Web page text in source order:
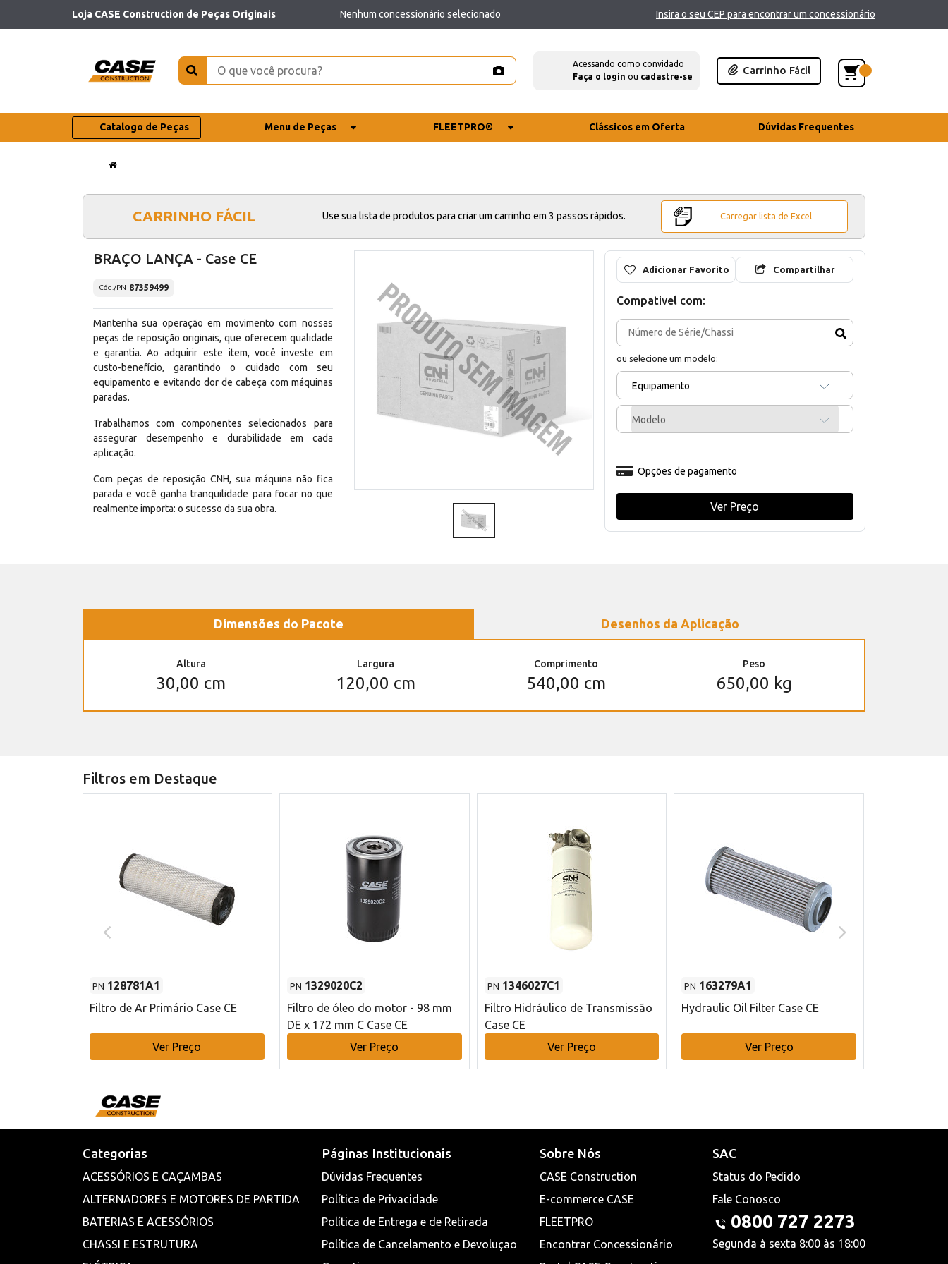
Loja CASE Construction de Peças Originais Nenhum concessionário selecionado Insira o seu CEP para encontrar um concessionário
Acessando como convidado
Faça o login ou cadastre-se
Carrinho Fácil
Catalogo de Peças Menu de Peças FLEETPRO® Clássicos em Oferta Dúvidas Frequentes
CARRINHO FÁCIL Use sua lista de produtos para criar um carrinho em 3 passos rápidos. Carregar lista de Excel
BRAÇO LANÇA - Case CE
Cód./PN 87359499
Mantenha sua operação em movimento com nossas
peças de reposição originais, que oferecem qualidade
e garantia. Ao adquirir este item, você investe em
custo-benefício, garantindo o cuidado com seu
equipamento e evitando dor de cabeça com máquinas
paradas.
Trabalhamos com componentes selecionados para
assegurar desempenho e durabilidade em cada
aplicação.
Com peças de reposição CNH, sua máquina não fica
parada e você ganha tranquilidade para focar no que
realmente importa: o sucesso da sua obra.
Adicionar Favorito Compartilhar
Compativel com:
ou selecione um modelo:
Equipamento
Modelo
Opções de pagamento
Ver Preço
Dimensões do Pacote Desenhos da Aplicação
Altura
30,00 cm
Largura
120,00 cm
Comprimento
540,00 cm
Peso
650,00 kg
Filtros em Destaque
PN 128781A1
Filtro de Ar Primário Case CE
Ver Preço
PN 1329020C2
Filtro de óleo do motor - 98 mm
DE x 172 mm C Case CE
Ver Preço
PN 1346027C1
Filtro Hidráulico de Transmissão
Case CE
Ver Preço
PN 163279A1
Hydraulic Oil Filter Case CE
Ver Preço
Categorias
ACESSÓRIOS E CAÇAMBAS
ALTERNADORES E MOTORES DE PARTIDA
BATERIAS E ACESSÓRIOS
CHASSI E ESTRUTURA
Páginas Institucionais
Dúvidas Frequentes
Política de Privacidade
Política de Entrega e de Retirada
Política de Cancelamento e Devoluçao
Sobre Nós
CASE Construction
E-commerce CASE
FLEETPRO
Encontrar Concessionário
SAC
Status do Pedido
Fale Conosco
0800 727 2273
Segunda à sexta 8:00 às 18:00